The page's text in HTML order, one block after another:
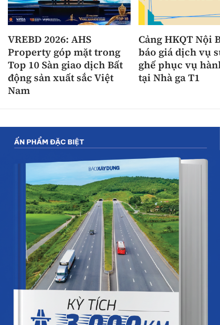
VREBD 2026: AHS
Property góp mặt trong
Top 10 Sàn giao dịch Bất
động sản xuất sắc Việt
Nam
Cảng HKQT Nội
báo giá dịch vụ
ghế phục vụ
tại Nhà ga T1